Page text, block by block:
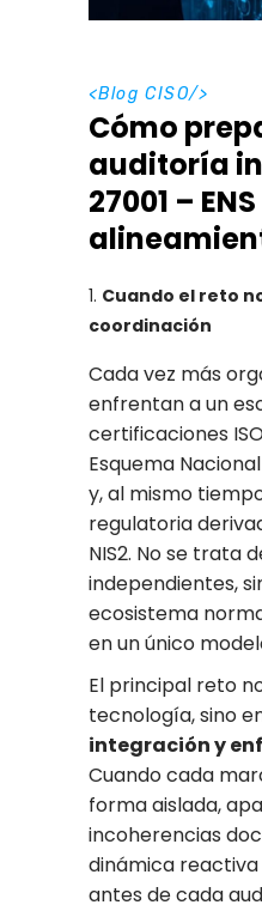
<Blog CISO/>
Cómo
auditoría
27001 –
Cuando el reto
coordinación
Cada vez más
enfrentan a un
certificaciones
Esquema
y, al mismo
regulatoria
NIS2. No se trata
independientes,
ecosistema
en un único
El principal reto
tecnología, sino
integración y
Cuando cada
forma aislada,
incoherencias
dinámica reactiva
antes de cada